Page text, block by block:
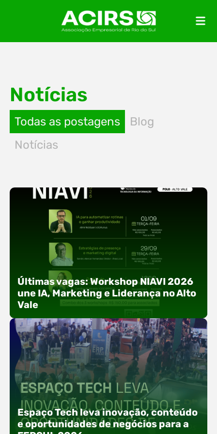
Notícias
Todas as postagens
Blog
Notícias
Últimas vagas: Workshop NIAVI 2026
une IA, Marketing e Liderança no Alto
Vale
Com o objetivo de impulsionar a produtividade, a
presença digital e a gestão nas empresas do
Alto Vale, o Núcleo de Tecnologia da Informação
(NIAVI), Polo ACATE-ACIRS, realiza a edição
Espaço Tech leva inovação, conteúdo
e oportunidades de negócios para a